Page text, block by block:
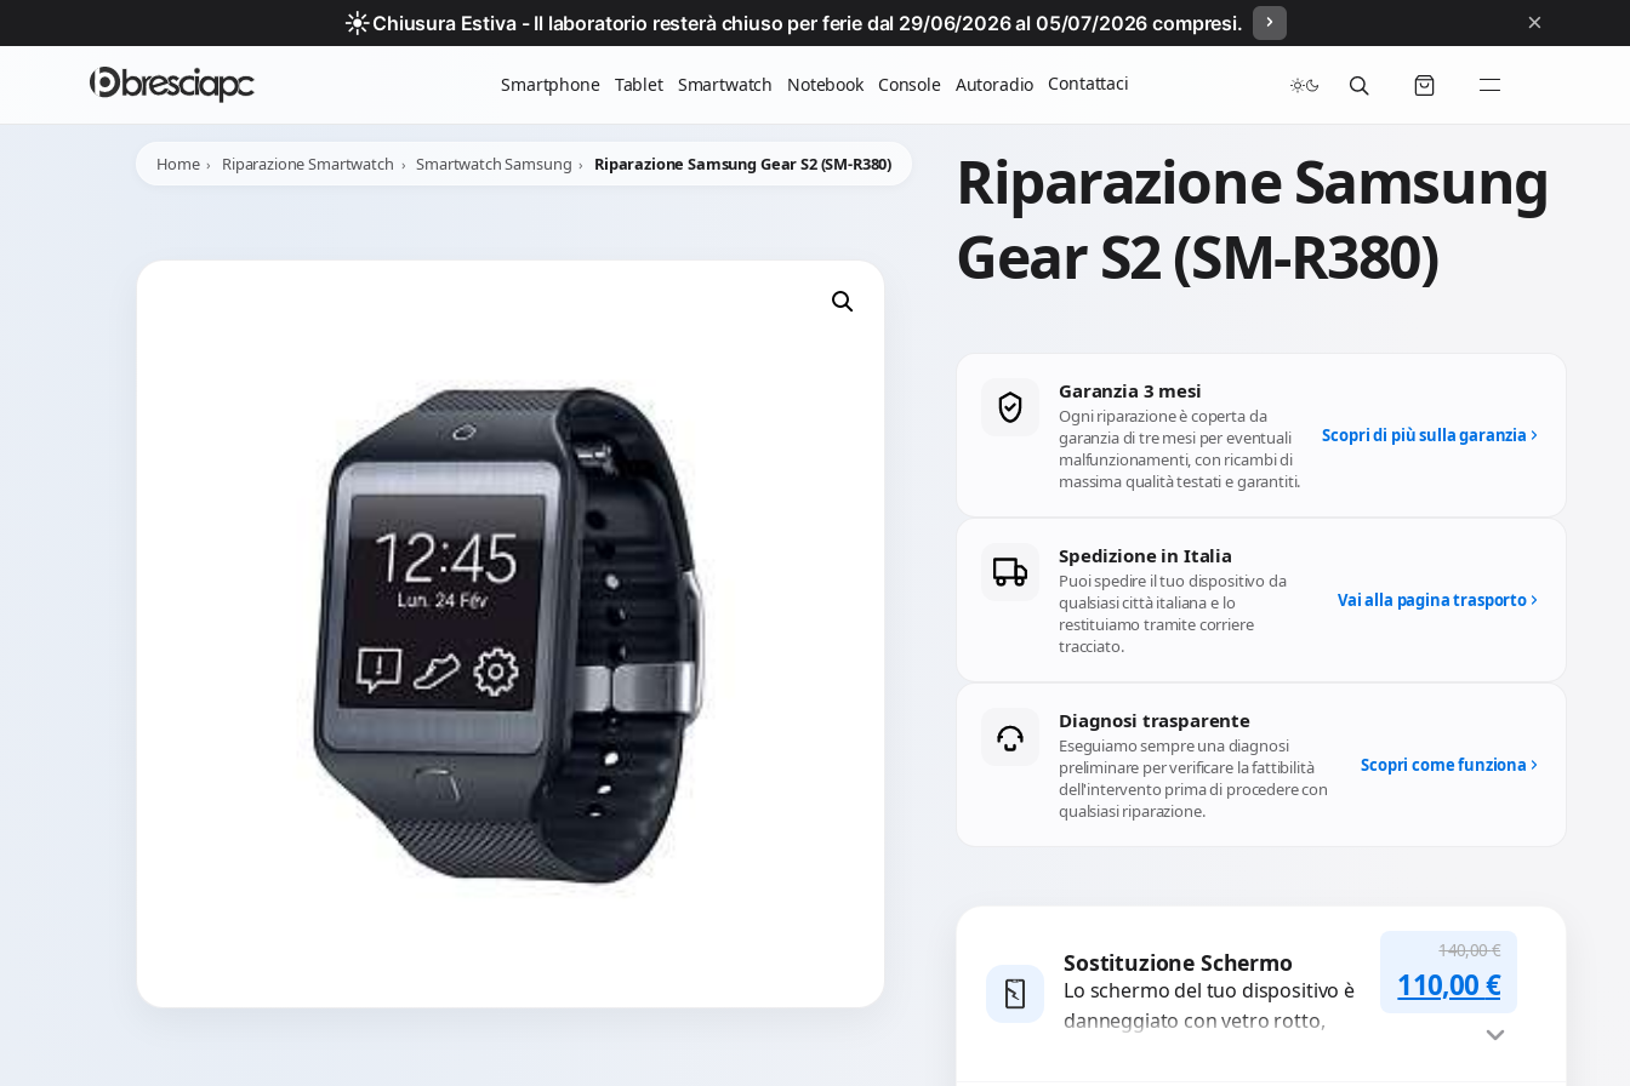
☀️Chiusura Estiva - Il laboratorio resterà chiuso per ferie dal 29/06/2026 al 05/07/2026 compresi. ×
Smartphone Tablet Smartwatch Notebook Console Autoradio Contattaci
Home Riparazione Smartwatch Smartwatch Samsung Riparazione Samsung Gear S2 (SM-R380)
Riparazione Samsung
Gear S2 (SM-R380)
Garanzia 3 mesi
Ogni riparazione è coperta da
garanzia di tre mesi per eventuali
malfunzionamenti, con ricambi di
massima qualità testati e garantiti.
Scopri di più sulla garanzia
Spedizione in Italia
Puoi spedire il tuo dispositivo da
qualsiasi città italiana e lo
restituiamo tramite corriere
tracciato.
Vai alla pagina trasporto
Diagnosi trasparente
Eseguiamo sempre una diagnosi
preliminare per verificare la fattibilità
dell'intervento prima di procedere con
qualsiasi riparazione.
Scopri come funziona
Sostituzione Schermo
Lo schermo del tuo dispositivo è
danneggiato con vetro rotto,
140,00€
Il prezzo originale
110,00€Il prezzo